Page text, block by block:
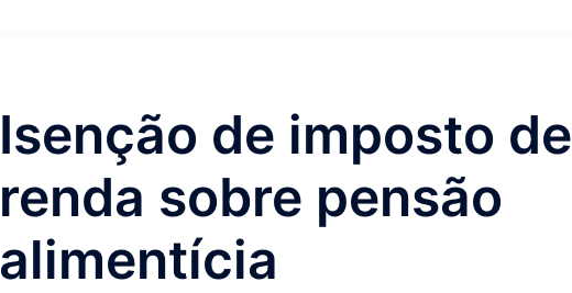
Isenção de imposto de
renda sobre pensão
alimentícia